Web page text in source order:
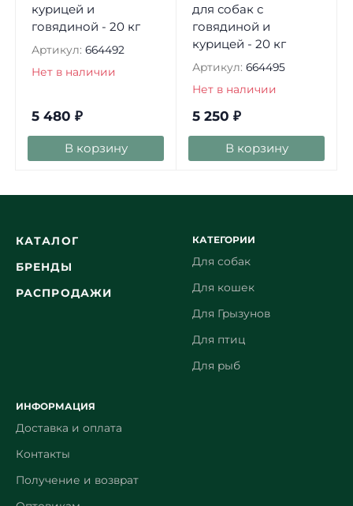
курицей и
говядиной - 20 кг
Артикул: 664492
Нет в наличии
5 480 ₽
В корзину
для собак с
говядиной и
курицей - 20 кг
Артикул: 664495
Нет в наличии
5 250 ₽
В корзину
КАТАЛОГ
БРЕНДЫ
РАСПРОДАЖИ
КАТЕГОРИИ
Для собак
Для кошек
Для Грызунов
Для птиц
Для рыб
ИНФОРМАЦИЯ
Доставка и оплата
Контакты
Получение и возврат